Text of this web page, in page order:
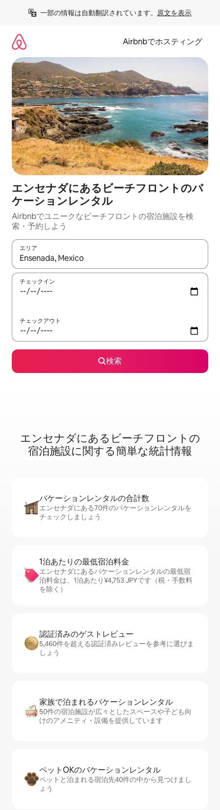
一部の情報は自動翻訳されています。 原文を表示
Airbnbでホスティング
エンセナダにあるビーチフロントのバ
ケーションレンタル
Airbnbでユニークなビーチフロントの宿泊施設を検
索・予約しよう
エリア
検索結果が表示されたら、上下の矢印キーを使って移動するか
チェックイン
チェックアウト
検索
エンセナダに⁠あ⁠るビ⁠ー⁠チ⁠フ⁠ロ⁠ン⁠ト⁠の
宿⁠泊⁠施⁠設⁠に関⁠す⁠る簡⁠単⁠な統⁠計⁠情⁠報
バケーションレ⁠ン⁠タ⁠ル⁠の合⁠計⁠数
エンセナダにある70件のバケーションレンタルを
チェックしましょう
1泊あたりの最⁠低⁠宿⁠泊⁠料⁠金
エンセナダにあるバケーションレンタルの最低宿
泊料金は、1泊あたり¥4,753 JPYです（税・手数料
を除く）
認証済みのゲ⁠ス⁠ト⁠レ⁠ビ⁠ュ⁠ー
5,460件を超える認証済みレビューを参考に選びま
しょう
家族で泊まれるバ⁠ケ⁠ー⁠シ⁠ョ⁠ンレ⁠ン⁠タ⁠ル
50件の宿泊施設が広々としたスペースや子ども向
けのアメニティ・設備を提供しています
ペットOKのバ⁠ケ⁠ー⁠シ⁠ョ⁠ンレ⁠ン⁠タ⁠ル
ペットと泊まれる宿泊先40件の中から見つけまし
ょう